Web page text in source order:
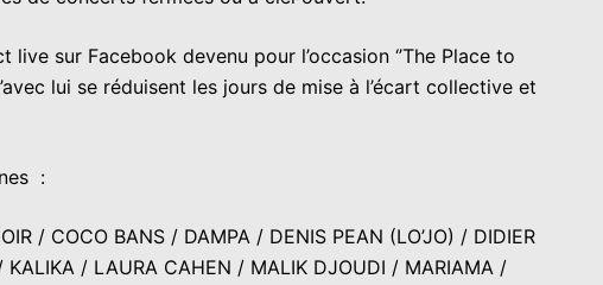
sur Facebook devenu pour l’occasion ‘’The Place to
lui se réduisent les jours de mise à l’écart collective et
:
/ COCO BANS / DAMPA / DENIS PEAN (LO’JO) / DIDIER
KALIKA / LAURA CAHEN / MALIK DJOUDI / MARIAMA /